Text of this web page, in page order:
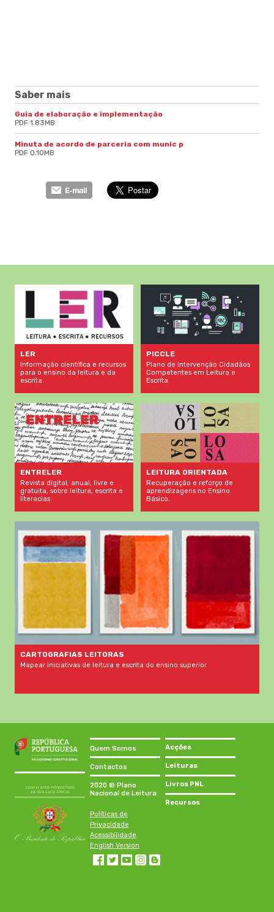
Saber mais
Guia de elaboração e implementação
PDF 1.83MB
Minuta de acordo de parceria com munic p
PDF 0.10MB
LER
Informação científica e recursos
para o ensino da leitura e da
escrita.
PICCLE
Plano de Intervenção Cidadãos
Competentes em Leitura e
Escrita.
ENTRELER
Revista digital, anual, livre e
gratuita, sobre leitura, escrita e
literacias.
LEITURA ORIENTADA
Recuperação e reforço de
aprendizagens no Ensino
Básico.
CARTOGRAFIAS LEITORAS
Mapear iniciativas de leitura e escrita do ensino superior
Quem Somos
Contactos
2020 © Plano
Nacional de Leitura
Políticas de
Privacidade
Acessibilidade
English Version
Acções
Leituras
Livros PNL
Recursos